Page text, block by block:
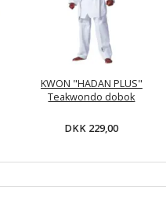
KWON "HADAN PLUS"
Teakwondo dobok
DKK 229,00